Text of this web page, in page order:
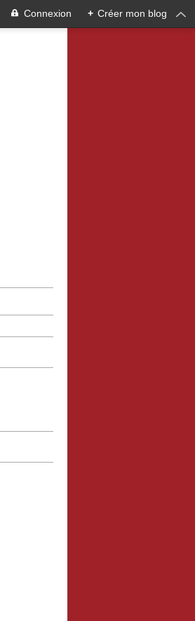
Connexion + Créer mon blog